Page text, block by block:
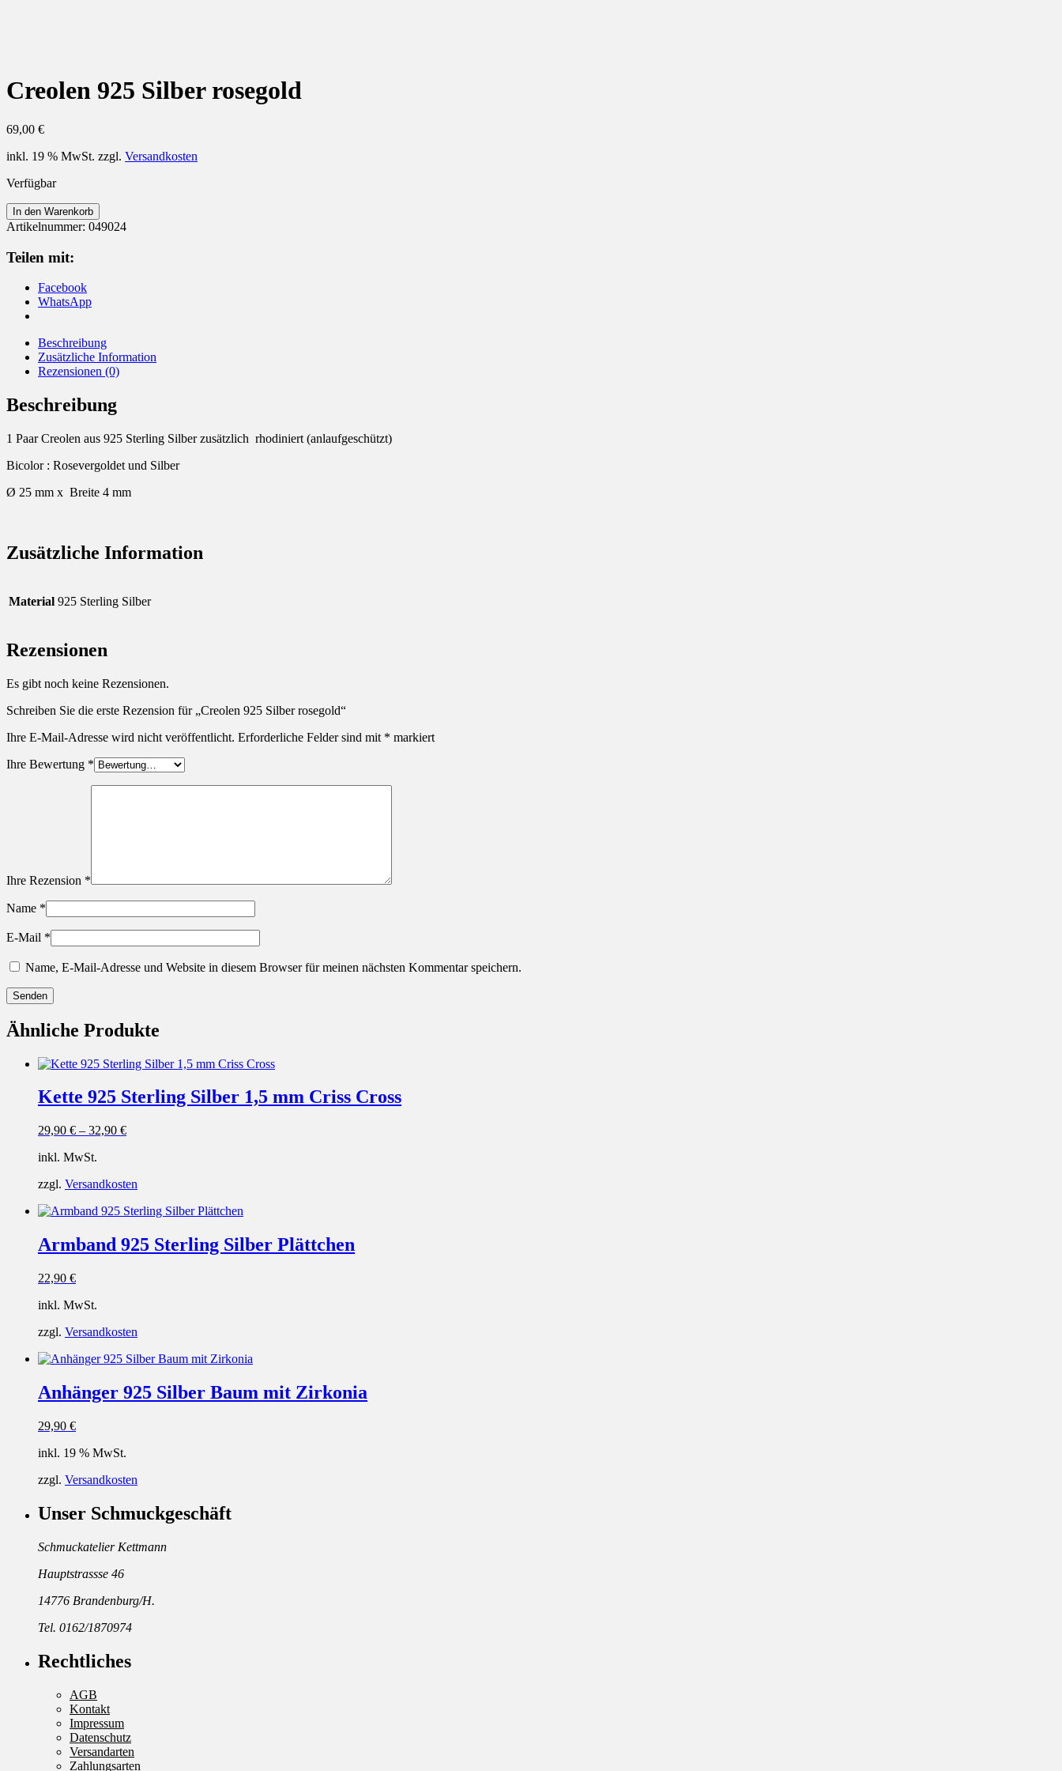
Creolen 925 Silber rosegold
69,00 €
inkl. 19 % MwSt. zzgl. Versandkosten
Verfügbar
Creolen
925
rosegold
Menge
In den Warenkorb
Artikelnummer: 049024
Teilen mit:
Facebook
WhatsApp
Beschreibung
Zusätzliche Information
Rezensionen (0)
Beschreibung
1 Paar Creolen aus 925 Sterling Silber zusätzlich rhodiniert (anlaufgeschützt)
Bicolor : Rosevergoldet und Silber
Ø 25 mm x Breite 4 mm
Zusätzliche Information
Material 925 Sterling Silber
Rezensionen
Es gibt noch keine Rezensionen.
Schreiben Sie die erste Rezension für „Creolen 925 Silber rosegold“
Ihre E-Mail-Adresse wird nicht veröffentlicht. Erforderliche Felder sind mit * markiert
Ihre Bewertung *
Ihre Rezension *
Name *
E-Mail *
Name, E-Mail-Adresse und Website in diesem Browser für meinen nächsten Kommentar speichern.
Ähnliche Produkte
Kette 925 Sterling Silber 1,5 mm Criss Cross
29,90 € – 32,90 €
inkl. MwSt.
zzgl. Versandkosten
Armband 925 Sterling Silber Plättchen
22,90 €
inkl. MwSt.
zzgl. Versandkosten
Anhänger 925 Silber Baum mit Zirkonia
29,90 €
inkl. 19 % MwSt.
zzgl. Versandkosten
Unser Schmuckgeschäft
Schmuckatelier Kettmann
Hauptstrassse 46
14776 Brandenburg/H.
Tel. 0162/1870974
Rechtliches
AGB
Kontakt
Impressum
Datenschutz
Versandarten
Zahlungsarten